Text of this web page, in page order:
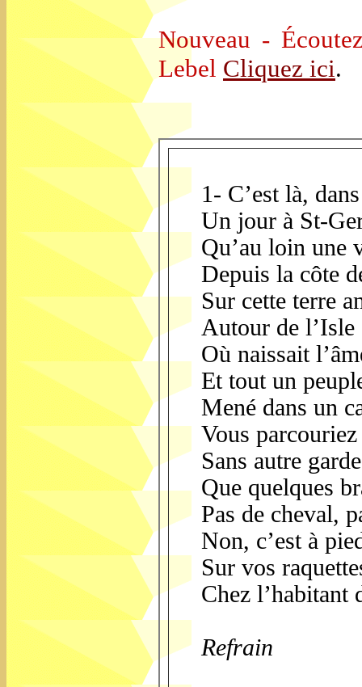
Nouveau -
Lebel Cliquez ici.
1- C’est là,
Un jour à St-
Qu’au loin une
Depuis la côte
Sur cette terre
Autour de l’Isle
Où naissait
Et tout un
Mené dans un
Vous
Sans autre
Que quelques
Pas de cheval,
Non, c’est à
Sur vos
Chez l’habitant
Refrain